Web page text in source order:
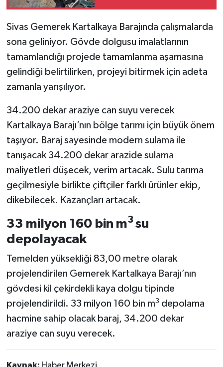
Sivas Gemerek Kartalkaya Barajında çalışmalarda
sona geliniyor. Gövde dolgusu imalatlarının
tamamlandığı projede tamamlanma aşamasına
gelindiği belirtilirken, projeyi bitirmek için adeta
zamanla yarışılıyor.
34.200 dekar araziye can suyu verecek
Kartalkaya Barajı’nın bölge tarımı için büyük önem
taşıyor. Baraj sayesinde modern sulama ile
tanışacak 34.200 dekar arazide sulama
maliyetleri düşecek, verim artacak. Sulu tarıma
geçilmesiyle birlikte çiftçiler farklı ürünler ekip,
dikebilecek. Kazançları artacak.
33 milyon 160 bin m3 su
depolayacak
Temelden yüksekliği 83,00 metre olarak
projelendirilen Gemerek Kartalkaya Barajı’nın
gövdesi kil çekirdekli kaya dolgu tipinde
projelendirildi. 33 milyon 160 bin m3 depolama
hacmine sahip olacak baraj, 34.200 dekar
araziye can suyu verecek.